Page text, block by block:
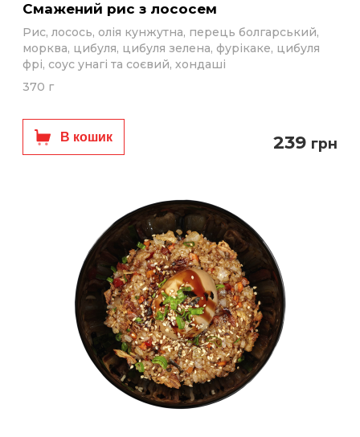
Смажений рис з лососем
Рис, лосось, олія кунжутна, перець болгарський,
морква, цибуля, цибуля зелена, фурікаке, цибуля
фрі, соус унагі та соєвий, хондаші
370 г
В кошик 239 грн